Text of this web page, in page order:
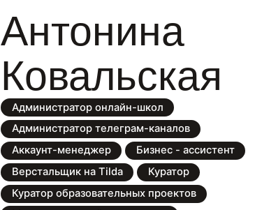
журналиста до управляющего редактора в СМИ,
теперь редактор в пресс-службе банка топ-50.
Зарегистрирована как самозанятая. Пишите на
почту или в телеграм https://t.me/jiljourn.
Антонина
Ковальская
Администратор онлайн-школ
Администратор телеграм-каналов
Аккаунт-менеджер
Бизнес - ассистент
Верстальщик на Tilda
Куратор
Куратор образовательных проектов